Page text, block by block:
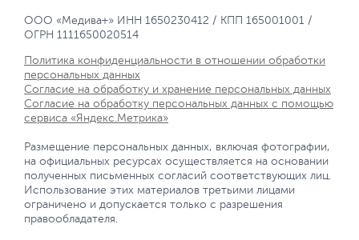
ООО «Медива+» ИНН 1650230412 / КПП 165001001 /
ОГРН 1111650020514
Политика конфиденциальности в отношении обработки
персональных данных
Согласие на обработку и хранение персональных данных
Согласие на обработку персональных данных с помощью
сервиса «Яндекс.Метрика»
Размещение персональных данных, включая фотографии,
на официальных ресурсах осуществляется на основании
полученных письменных согласий соответствующих лиц.
Использование этих материалов третьими лицами
ограничено и допускается только с разрешения
правообладателя.